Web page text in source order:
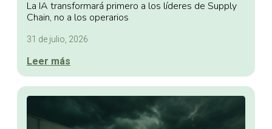
La IA transformará primero a los líderes de Supply
Chain, no a los operarios
31 de julio, 2026
Leer más